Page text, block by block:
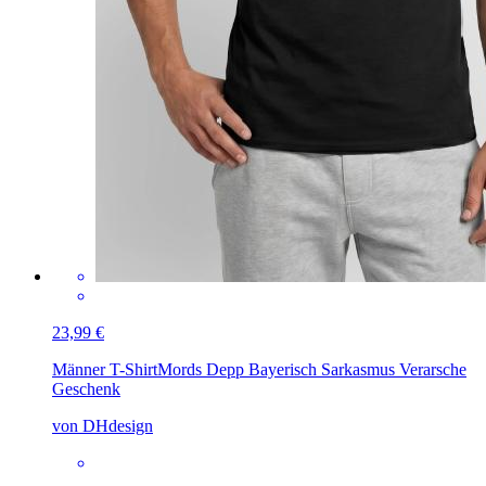
23,99 €
Männer T-ShirtMords Depp Bayerisch Sarkasmus Verarsche
Geschenk
von DHdesign